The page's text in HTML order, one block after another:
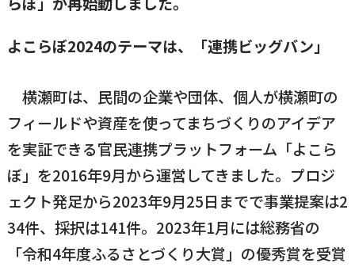
育児／子育て
入学／転入学
障がいのある方
印鑑登録 戸籍の届出
国民健康保険 マイナンバー
各種申請書
横瀬町の施設
横瀬のふるさと納税
横瀬町の観光
小児科オンライン
暮らし・手続き・
子育て・教育・生
施設・文化 事業者の方向け
横瀬町のこと 広報・メディア
よこらぼ2024のテーマは、「連携ビッグバン」
横瀬町は、民間の企業や団体、個人が横瀬町の
フィールドや資産を使ってまちづくりのアイデア
を実証できる官民連携プラットフォーム「よこら
ぼ」を2016年9月から運営してきました。プロジ
ェクト発足から2023年9月25日までで事業提案は2
34件、採択は141件。2023年1月には総務省の
「令和4年度ふるさとづくり大賞」の優秀賞を受賞